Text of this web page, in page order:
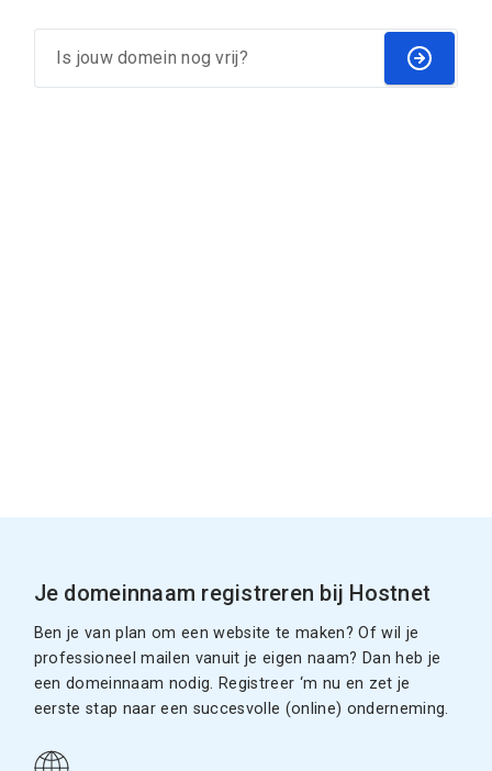
Je domeinnaam registreren bij Hostnet
Ben je van plan om een website te maken? Of wil je
professioneel mailen vanuit je eigen naam? Dan heb je
een domeinnaam nodig. Registreer ‘m nu en zet je
eerste stap naar een succesvolle (online) onderneming.